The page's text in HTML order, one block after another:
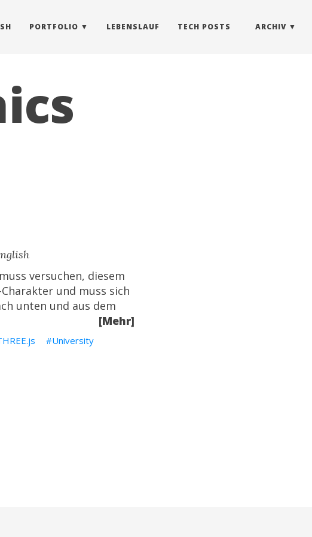
PORTFOLIO LEBENSLAUF TECH POSTS ARCHIV
versuchen, diesem
und muss sich
unten und aus dem
[Mehr]
University